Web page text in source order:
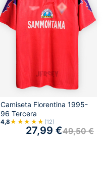
Camiseta Fiorentina 1995-
96 Tercera
4,8★★★★★ (12)
49,50€
27,99 €